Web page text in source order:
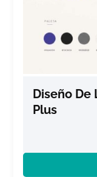
Diseño
Plus